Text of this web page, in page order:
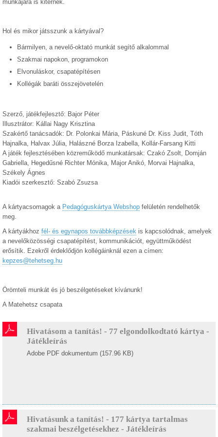
munkájára is kitérnek.
Hol és mikor játsszunk a kártyával?
Bármilyen, a nevelő-oktató munkát segítő alkalommal
Szakmai napokon, programokon
Elvonuláskor, csapatépítésen
Kollégák baráti összejövetelén
Szerző, játékfejlesztő: Bajor Péter
Illusztrátor: Kállai Nagy Krisztina
Szakértő tanácsadók: Dr. Polonkai Mária, Páskuné Dr. Kiss Judit, Tóth
Hajnalka, Halvax Júlia, Halászné Borza Izabella, Kollár-Farsang Kitti
A játék fejlesztésében közreműködő munkatársak: Czakó Zsolt, Domján
Gabriella, Hegedűsné Richter Mónika, Major Anikó, Morvai Hajnalka,
Székely Ágnes
Kiadói szerkesztő: Szabó Zsuzsa
A kártyacsomagok a Pedagóguskártya Webshop felületén rendelhetők
meg.
A kártyákhoz fél- és egynapos továbbképzések is kapcsolódnak, amelyek
a nevelőközösségi csapatépítést, kommunikációt, együttműködést
erősítik. Ezekről érdeklődjön kollégáinknál ezen a címen:
kepzes@tehetseg.hu
Örömteli munkát és jó beszélgetéseket kívánunk!
A Matehetsz csapata
Hivatásom a tanítás! - 77 elgondolkodtató kártya -
Játékleírás
Adobe PDF dokumentum (157.96 KB)
Hivatásunk a tanítás! - 177 kártya tartalmas
szakmai beszélgetésekhez - Játékleírás